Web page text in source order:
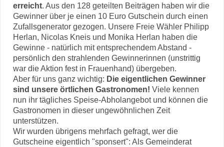
erreicht. Aus den 128 geteilten Beiträgen haben wir die
Gewinner über je einen 10 Euro Gutschein durch einen
Zufallsgenerator gezogen. Unsere Freie Wähler Philipp
Herlan, Nicolas Kneis und Monika Herlan haben die
Gewinne - natürlich mit entsprechendem Abstand -
persönlich den strahlenden Gewinnerinnen (unstrittig
war die Aktion fest in Frauenhand) übergeben.
Aber für uns ganz wichtig: Die eigentlichen Gewinner
sind unsere örtlichen Gastronomen! Viele kennen
nun ihr tägliches Speise-Abholangebot und können die
Gastronomen in dieser ungewöhnlichen Zeit
unterstützen.
Wir wurden übrigens mehrfach gefragt, wer die
Gutscheine eigentlich "sponsert": Als Gemeinderat